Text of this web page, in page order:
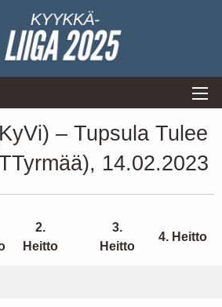
– Tupsula Tulee
14.02.2023
2.
Heitto
3.
Heitto
4. Heitto